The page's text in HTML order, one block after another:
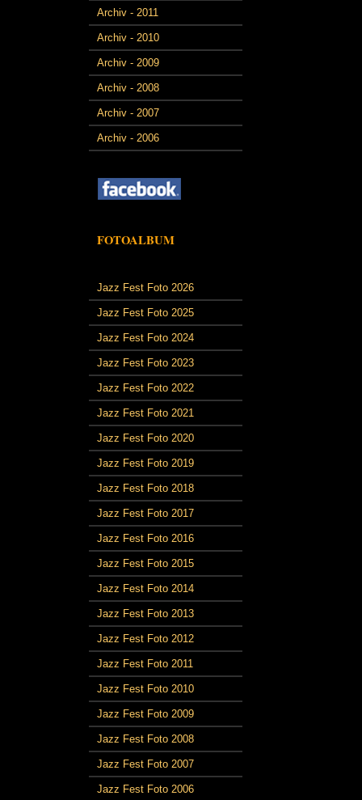
Archiv - 2011
Archiv - 2010
Archiv - 2009
Archiv - 2008
Archiv - 2007
Archiv - 2006
FOTOALBUM
Jazz Fest Foto 2026
Jazz Fest Foto 2025
Jazz Fest Foto 2024
Jazz Fest Foto 2023
Jazz Fest Foto 2022
Jazz Fest Foto 2021
Jazz Fest Foto 2020
Jazz Fest Foto 2019
Jazz Fest Foto 2018
Jazz Fest Foto 2017
Jazz Fest Foto 2016
Jazz Fest Foto 2015
Jazz Fest Foto 2014
Jazz Fest Foto 2013
Jazz Fest Foto 2012
Jazz Fest Foto 2011
Jazz Fest Foto 2010
Jazz Fest Foto 2009
Jazz Fest Foto 2008
Jazz Fest Foto 2007
Jazz Fest Foto 2006